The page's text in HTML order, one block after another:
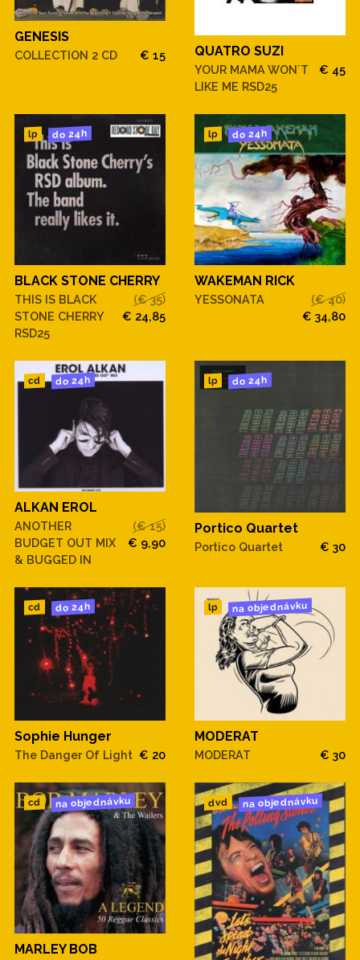
GENESIS
COLLECTION 2 CD € 15 QUATRO SUZI
YOUR MAMA WON´T
LIKE ME RSD25
€ 45
lp do 24h
BLACK STONE CHERRY
THIS IS BLACK
STONE CHERRY
RSD25
(€ 35)
€ 24,85
lp do 24h
WAKEMAN RICK
YESSONATA
(€ 40)
€ 34,80
cd do 24h
ALKAN EROL
ANOTHER
BUDGET OUT MIX
& BUGGED IN
(€ 15)
€ 9,90
lp do 24h
Portico Quartet
Portico Quartet € 30
cd do 24h
Sophie Hunger
The Danger Of Light € 20
lp na objednávku
MODERAT
MODERAT € 30
cd na objednávku
MARLEY BOB
dvd na objednávku